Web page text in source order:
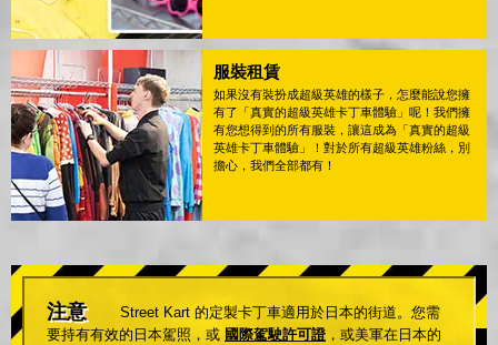
服裝租賃
如果沒有裝扮成超級英雄的樣子，怎麼能說您擁
有了「真實的超級英雄卡丁車體驗」呢！我們擁
有您想得到的所有服裝，讓這成為「真實的超級
英雄卡丁車體驗」！對於所有超級英雄粉絲，別
擔心，我們全部都有！
注意
Street Kart 的定製卡丁車適用於日本的街道。您需
要持有有效的日本駕照，或 國際駕駛許可證 ，或美軍在日本的